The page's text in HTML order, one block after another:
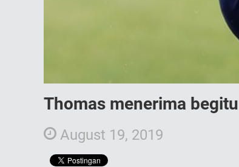
Thomas menerima
August 19, 2019